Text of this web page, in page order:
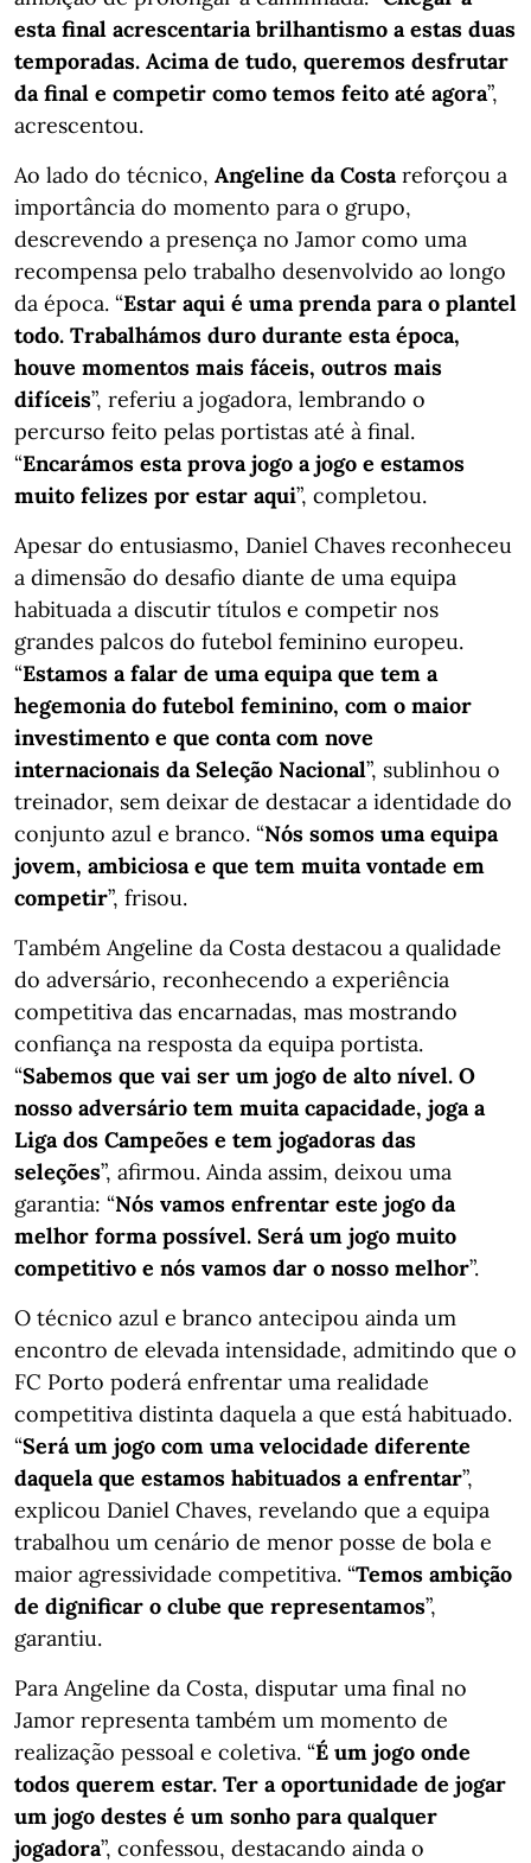
esta final acrescentaria brilhantismo a estas duas
temporadas. Acima de tudo, queremos desfrutar
da final e competir como temos feito até agora”,
acrescentou.
Ao lado do técnico, Angeline da Costa reforçou a
importância do momento para o grupo,
descrevendo a presença no Jamor como uma
recompensa pelo trabalho desenvolvido ao longo
da época. “Estar aqui é uma prenda para o plantel
todo. Trabalhámos duro durante esta época,
houve momentos mais fáceis, outros mais
difíceis”, referiu a jogadora, lembrando o
percurso feito pelas portistas até à final.
“Encarámos esta prova jogo a jogo e estamos
muito felizes por estar aqui”, completou.
Apesar do entusiasmo, Daniel Chaves reconheceu
a dimensão do desafio diante de uma equipa
habituada a discutir títulos e competir nos
grandes palcos do futebol feminino europeu.
“Estamos a falar de uma equipa que tem a
hegemonia do futebol feminino, com o maior
investimento e que conta com nove
internacionais da Seleção Nacional”, sublinhou o
treinador, sem deixar de destacar a identidade do
conjunto azul e branco. “Nós somos uma equipa
jovem, ambiciosa e que tem muita vontade em
competir”, frisou.
Também Angeline da Costa destacou a qualidade
do adversário, reconhecendo a experiência
competitiva das encarnadas, mas mostrando
confiança na resposta da equipa portista.
“Sabemos que vai ser um jogo de alto nível. O
nosso adversário tem muita capacidade, joga a
Liga dos Campeões e tem jogadoras das
seleções”, afirmou. Ainda assim, deixou uma
garantia: “Nós vamos enfrentar este jogo da
melhor forma possível. Será um jogo muito
competitivo e nós vamos dar o nosso melhor”.
O técnico azul e branco antecipou ainda um
encontro de elevada intensidade, admitindo que o
FC Porto poderá enfrentar uma realidade
competitiva distinta daquela a que está habituado.
“Será um jogo com uma velocidade diferente
daquela que estamos habituados a enfrentar”,
explicou Daniel Chaves, revelando que a equipa
trabalhou um cenário de menor posse de bola e
maior agressividade competitiva. “Temos ambição
de dignificar o clube que representamos”,
garantiu.
Para Angeline da Costa, disputar uma final no
Jamor representa também um momento de
realização pessoal e coletiva. “É um jogo onde
todos querem estar. Ter a oportunidade de jogar
um jogo destes é um sonho para qualquer
jogadora”, confessou, destacando ainda o